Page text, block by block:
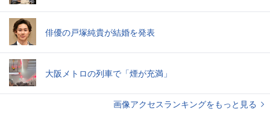
俳優の戸塚純貴が結婚を発表
大阪メトロの列車で「煙が充満」
画像アクセスランキングをもっと見る